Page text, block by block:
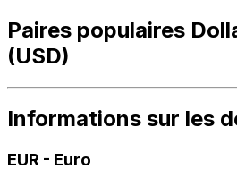
Paires populaires
(USD)
Informations sur les
EUR - Euro